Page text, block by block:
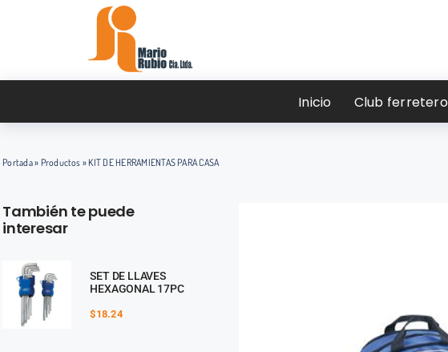
Inicio Club ferretero
Portada» Productos » KIT DE HERRAMIENTAS PARA CASA
También te puede
interesar
SET DE LLAVES
HEXAGONAL 17PC
$18.24